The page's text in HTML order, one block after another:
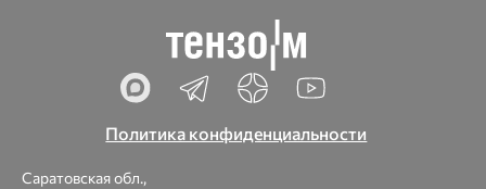
Политика конфиденциальности
Саратовская обл.,